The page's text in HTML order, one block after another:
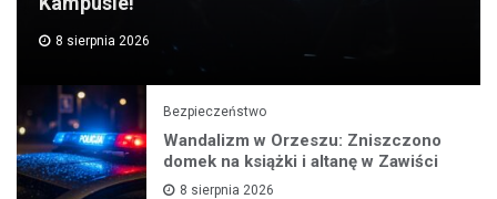
8 sierpnia 2026
Bezpieczeństwo
Wandalizm w Orzeszu: Zniszczono
domek na książki i altanę w Zawiści
8 sierpnia 2026